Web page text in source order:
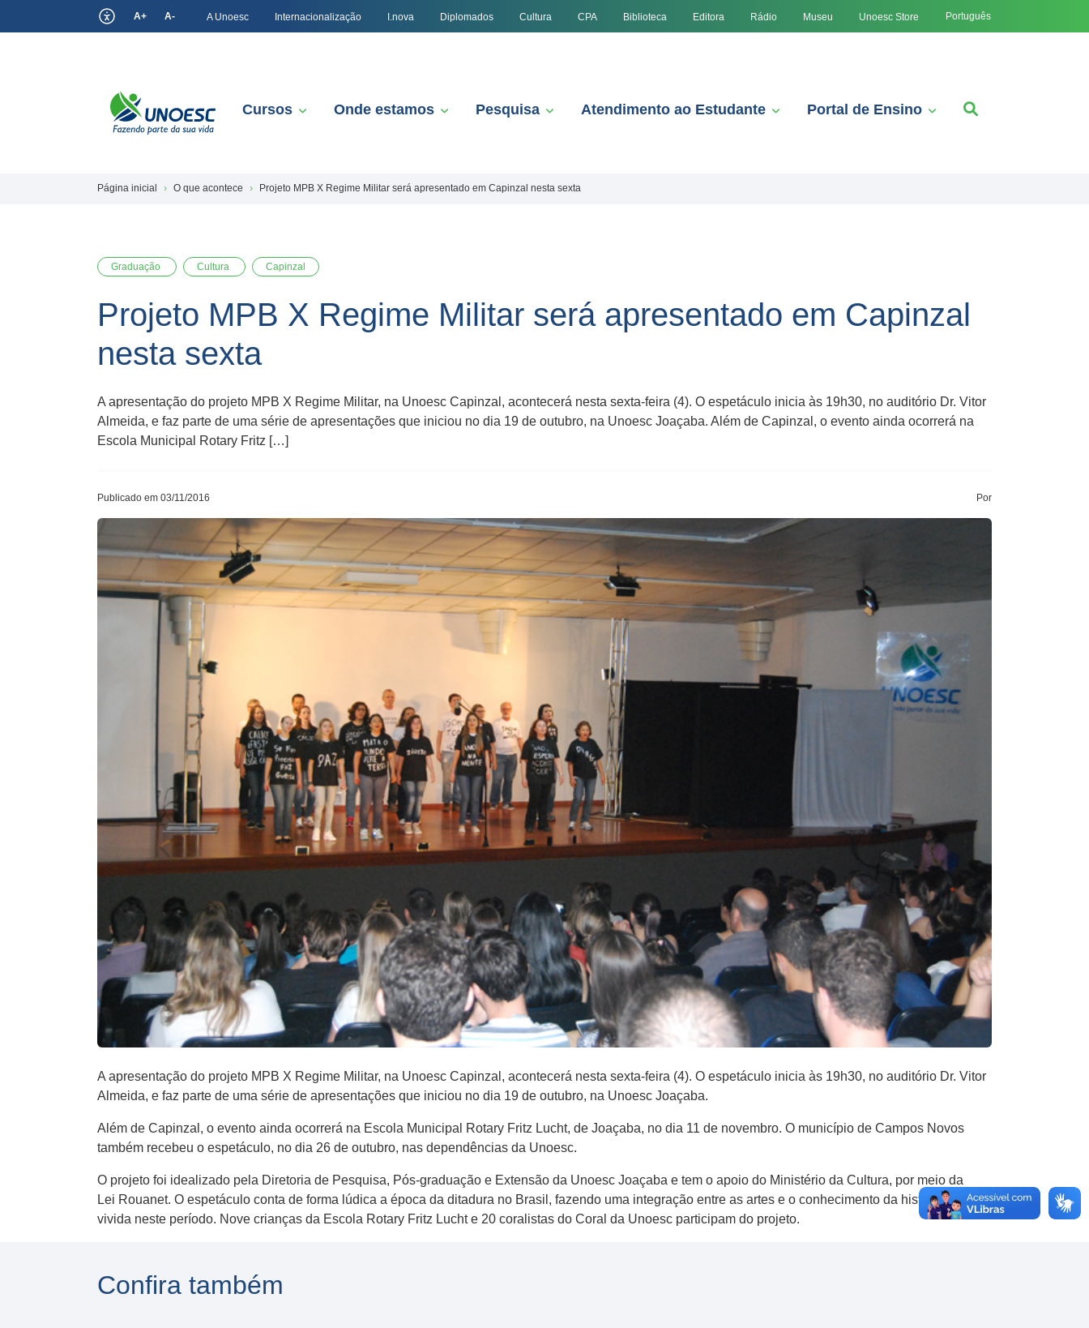
A+ A- A Unoesc Internacionalização I.nova Diplomados Cultura CPA Biblioteca Editora Rádio Museu Unoesc Store Português
Cursos Onde estamos Pesquisa Atendimento ao Estudante Portal de Ensino
Página inicial O que acontece Projeto MPB X Regime Militar será apresentado em Capinzal nesta sexta
Graduação Cultura Capinzal
Projeto MPB X Regime Militar será apresentado em Capinzal
nesta sexta
A apresentação do projeto MPB X Regime Militar, na Unoesc Capinzal, acontecerá nesta sexta-feira (4). O espetáculo inicia às 19h30, no auditório Dr. Vitor
Almeida, e faz parte de uma série de apresentações que iniciou no dia 19 de outubro, na Unoesc Joaçaba. Além de Capinzal, o evento ainda ocorrerá na
Escola Municipal Rotary Fritz […]
Publicado em 03/11/2016 Por
A apresentação do projeto MPB X Regime Militar, na Unoesc Capinzal, acontecerá nesta sexta-feira (4). O espetáculo inicia às 19h30, no auditório Dr. Vitor
Almeida, e faz parte de uma série de apresentações que iniciou no dia 19 de outubro, na Unoesc Joaçaba.
Além de Capinzal, o evento ainda ocorrerá na Escola Municipal Rotary Fritz Lucht, de Joaçaba, no dia 11 de novembro. O município de Campos Novos
também recebeu o espetáculo, no dia 26 de outubro, nas dependências da Unoesc.
O projeto foi idealizado pela Diretoria de Pesquisa, Pós-graduação e Extensão da Unoesc Joaçaba e tem o apoio do Ministério da Cultura, por meio da
Lei Rouanet. O espetáculo conta de forma lúdica a época da ditadura no Brasil, fazendo uma integração entre as artes e o conhecimento da história política
vivida neste período. Nove crianças da Escola Rotary Fritz Lucht e 20 coralistas do Coral da Unoesc participam do projeto.
Confira também